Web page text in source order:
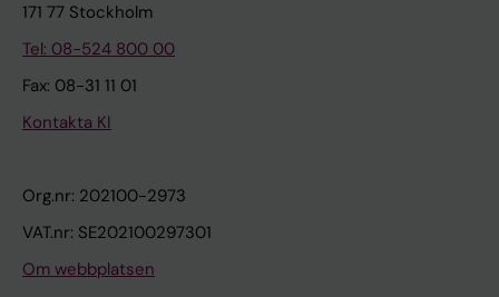
171 77 Stockholm
Tel: 08-524 800 00
Fax: 08-31 11 01
Kontakta KI
Org.nr: 202100-2973
VAT.nr: SE202100297301
Om webbplatsen